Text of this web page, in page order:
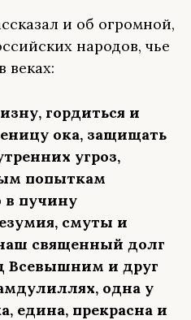
и об огромной,
народов, чье
веках:
гордиться и
ока, защищать
угроз,
попыткам
в пучину
смуты и
священный долг
Всевышним и друг
одна у
едина, прекрасна и